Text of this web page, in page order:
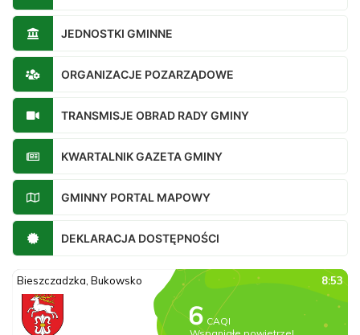
JEDNOSTKI GMINNE
ORGANIZACJE POZARZĄDOWE
TRANSMISJE OBRAD RADY GMINY
KWARTALNIK GAZETA GMINY
GMINNY PORTAL MAPOWY
DEKLARACJA DOSTĘPNOŚCI